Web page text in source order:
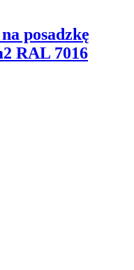
posadzkę
RAL 7016